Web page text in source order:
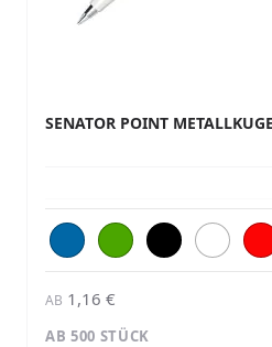
SENATOR POINT
AB 1,16 €
AB 500 STÜCK